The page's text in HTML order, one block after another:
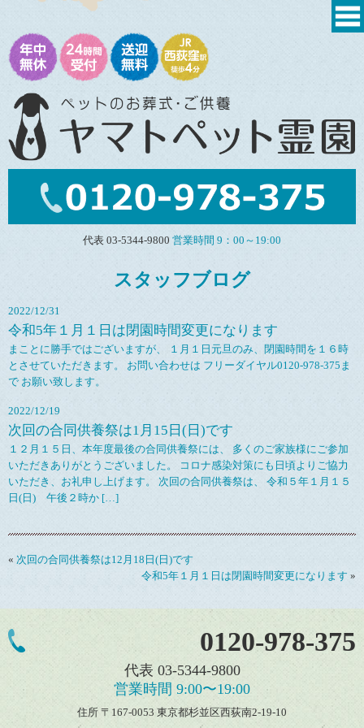
代表 03-5344-9800 営業時間 9：00～19:00
スタッフブログ
2022/12/31
令和5年１月１日は閉園時間変更になります
まことに勝手ではございますが、 １月１日元旦のみ、閉園時間を１６時
とさせていただきます。 お問い合わせは フリーダイヤル0120-978-375ま
で お願い致します。
2022/12/19
次回の合同供養祭は1月15日(日)です
１２月１５日、本年度最後の合同供養祭には、 多くのご家族様にご参加
いただきありがとうございました。 コロナ感染対策にも日頃よりご協力
いただき、お礼申し上げます。 次回の合同供養祭は、 令和５年１月１５
日(日) 午後２時か […]
« 次回の合同供養祭は12月18日(日)です
令和5年１月１日は閉園時間変更になります »
0120-978-375
代表 03-5344-9800
営業時間 9:00〜19:00
住所 〒167-0053 東京都杉並区西荻南2-19-10